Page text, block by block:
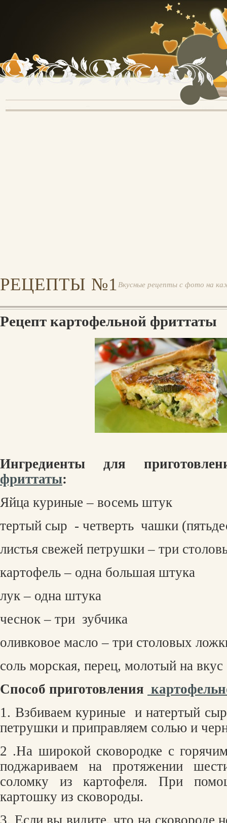
РЕЦЕПТЫ №1 Вкусные рецепты с фото на
Рецепт картофельной фриттаты
Ингредиенты для
фриттаты:
Яйца куриные – восемь штук
тертый сыр - четверть чашки
листья свежей петрушки – три
картофель – одна большая штука
лук – одна штука
чеснок – три зубчика
оливковое масло – три столовых
соль морская, перец, молотый на вкус
Cпособ приготовления
1. Взбиваем куриные
и натертый
петрушки и приправляем солью и
2 .На широкой сковородке с
поджариваем на протяжении
соломку из картофеля. При
картошку из сковороды.
3. Если вы видите, что на сковороде